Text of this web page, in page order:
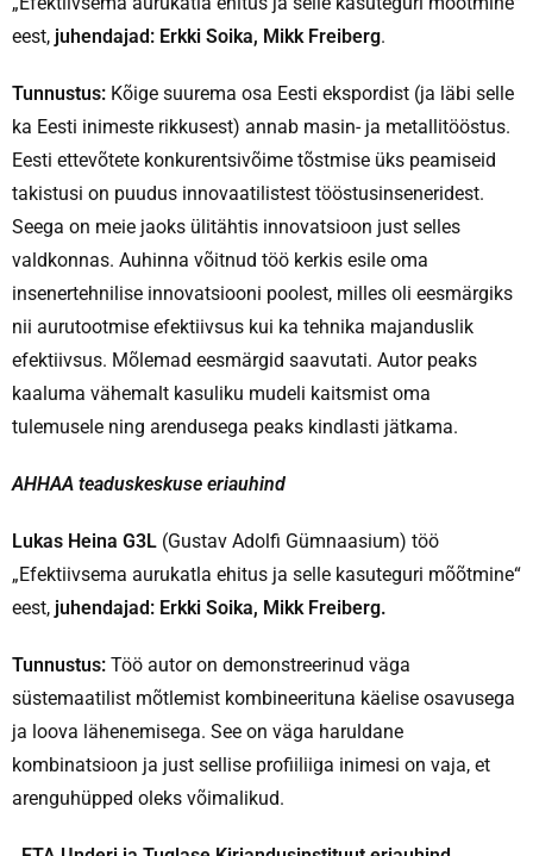
eest, juhendajad: Erkki Soika, Mikk Freiberg.
Tunnustus: Kõige suurema osa Eesti ekspordist (ja läbi selle
ka Eesti inimeste rikkusest) annab masin- ja metallitööstus.
Eesti ettevõtete konkurentsivõime tõstmise üks peamiseid
takistusi on puudus innovaatilistest tööstusinseneridest.
Seega on meie jaoks ülitähtis innovatsioon just selles
valdkonnas. Auhinna võitnud töö kerkis esile oma
insenertehnilise innovatsiooni poolest, milles oli eesmärgiks
nii aurutootmise efektiivsus kui ka tehnika majanduslik
efektiivsus. Mõlemad eesmärgid saavutati. Autor peaks
kaaluma vähemalt kasuliku mudeli kaitsmist oma
tulemusele ning arendusega peaks kindlasti jätkama.
AHHAA teaduskeskuse eriauhind
Lukas Heina G3L (Gustav Adolfi Gümnaasium) töö
„Efektiivsema aurukatla ehitus ja selle kasuteguri mõõtmine“
eest, juhendajad: Erkki Soika, Mikk Freiberg.
Tunnustus: Töö autor on demonstreerinud väga
süstemaatilist mõtlemist kombineerituna käelise osavusega
ja loova lähenemisega. See on väga haruldane
kombinatsioon ja just sellise profiiliiga inimesi on vaja, et
arenguhüpped oleks võimalikud.